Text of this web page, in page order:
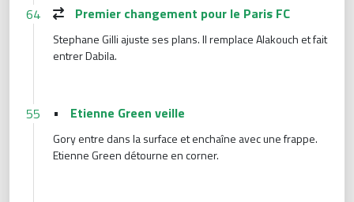
64 Premier changement pour le Paris FC
Stephane Gilli ajuste ses plans. Il remplace Alakouch et fait
entrer Dabila.
55 • Etienne Green veille
Gory entre dans la surface et enchaîne avec une frappe.
Etienne Green détourne en corner.